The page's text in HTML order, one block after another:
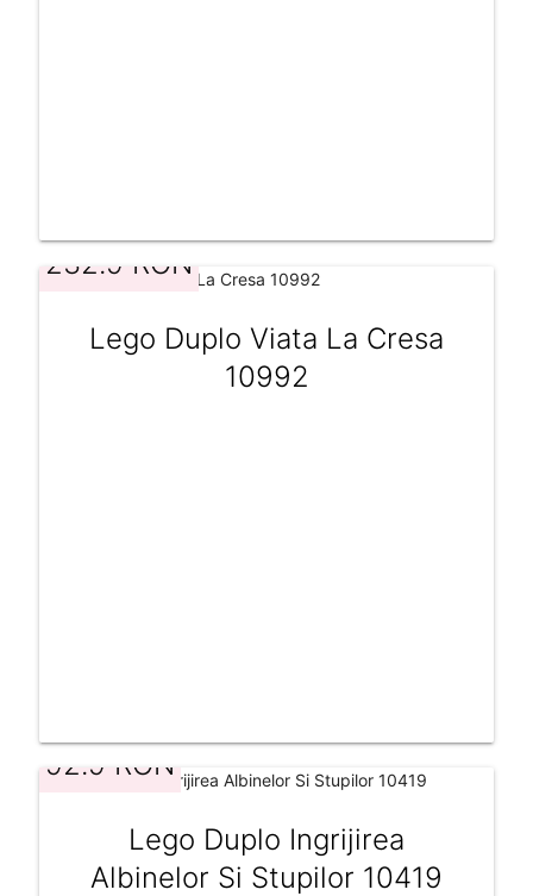
232.9 RON
Lego Duplo Viata La Cresa
10992
92.9 RON
Lego Duplo Ingrijirea
Albinelor Si Stupilor 10419